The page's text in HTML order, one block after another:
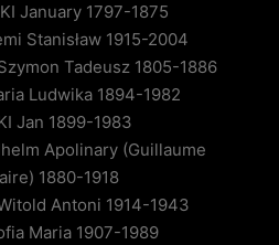
January 1797-1875
Stanisław 1915-2004
Tadeusz 1805-1886
Ludwika 1894-1982
Jan 1899-1983
Apolinary (Guillaume
1880-1918
Antoni 1914-1943
Maria 1907-1989